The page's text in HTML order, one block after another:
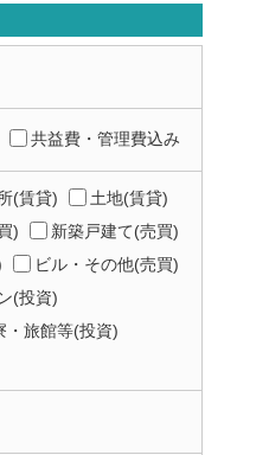
共益費・管理費込み
(賃貸)
土地(賃貸)
)
新築戸建て(売買)
ビル・その他(売買)
(投資)
・旅館等(投資)